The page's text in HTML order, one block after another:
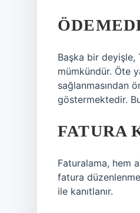
Başka bir deyişle,
mümkündür. Öte
sağlanmasından
göstermektedir.
FATURA
Faturalama, hem
fatura
ile kanıtlanır.